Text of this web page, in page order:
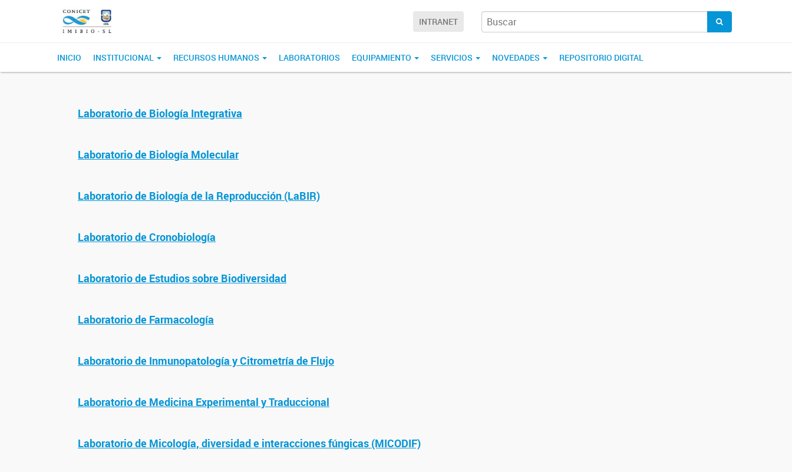
INTRANET
INICIO INSTITUCIONAL RECURSOS HUMANOS LABORATORIOS EQUIPAMIENTO SERVICIOS NOVEDADES REPOSITORIO DIGITAL
Laboratorio de Biología Integrativa
Laboratorio de Biología Molecular
Laboratorio de Biología de la Reproducción (LaBIR)
Laboratorio de Cronobiología
Laboratorio de Estudios sobre Biodiversidad
Laboratorio de Farmacología
Laboratorio de Inmunopatología y Citrometría de Flujo
Laboratorio de Medicina Experimental y Traduccional
Laboratorio de Micología, diversidad e interacciones fúngicas (MICODIF)